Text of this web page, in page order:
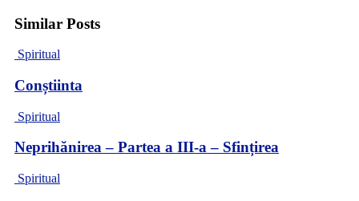
Similar Posts
Spiritual
Conștiinta
Spiritual
Neprihănirea – Partea a III-a – Sfințirea
Spiritual